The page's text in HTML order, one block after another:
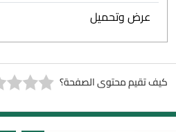
عرض وتحميل
كيف تقيم محتوى الصفحة؟